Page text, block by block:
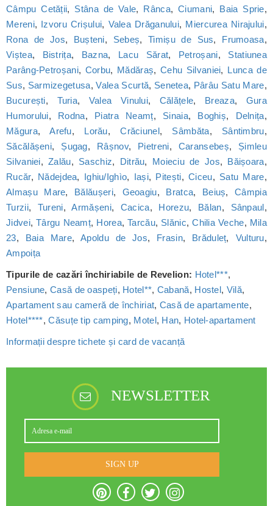
Câmpu Cetății, Stâna de Vale, Rânca,Ciumani, Baia Sprie,
Mereni, Izvoru Crișului, Valea Drăganului, Miercurea Nirajului,
Rona de Jos, Bușteni, Sebeș, Timișu de Sus, Frumoasa,
Viștea, Bistrița, Bazna, Lacu Sărat, Petroșani, Statiunea
Parâng-Petroșani, Corbu, Mădăraș, Cehu Silvaniei, Lunca de
Sus, Sarmizegetusa,Valea Scurtă, Senetea, Pârâu Satu Mare,
București, Turia, Valea Vinului, Călățele, Breaza, Gura
Humorului, Rodna, Piatra Neamț, Sinaia, Boghiș, Delnița,
Măgura,Arefu, Lorău,Crăciunel, Sâmbăta, Sântimbru,
Săcălășeni, Șugag, Râșnov, Pietreni, Caransebeș, Șimleu
Silvaniei,Zalău, Saschiz, Ditrău, Moieciu de Jos, Băișoara,
Rucăr, Nădejdea, Ighiu/Ighìo, Iași, Pitești,Ciceu, Satu Mare,
Almașu Mare, Bălăușeri, Geoagiu, Bratca, Beiuș,Câmpia
Turzii, Tureni,Armășeni, Cacica, Horezu, Bălan, Sânpaul,
Jidvei,Târgu Neamț, Horea,Tarcău, Slănic,Chilia Veche, Mila
23, Baia Mare,Apoldu de Jos, Frasin, Brăduleț, Vulturu,
Ampoița
Tipurile de cazări închiriabile de Revelion: Hotel***,
Pensiune,Casă de oaspeți, Hotel**, Cabană, Hostel, Vilă,
Apartament sau cameră de închiriat, Casă de apartamente,
Hotel****,Căsuțe tip camping, Motel, Han, Hotel-apartament
Informații despre tichete și card de vacanță
NEWSLETTER
SIGN UP